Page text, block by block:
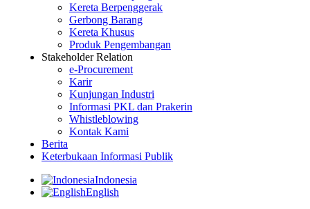
Kereta Berpenggerak
Gerbong Barang
Kereta Khusus
Produk Pengembangan
Stakeholder Relation
e-Procurement
Karir
Kunjungan Industri
Informasi PKL dan Prakerin
Whistleblowing
Kontak Kami
Berita
Keterbukaan Informasi Publik
Indonesia
English